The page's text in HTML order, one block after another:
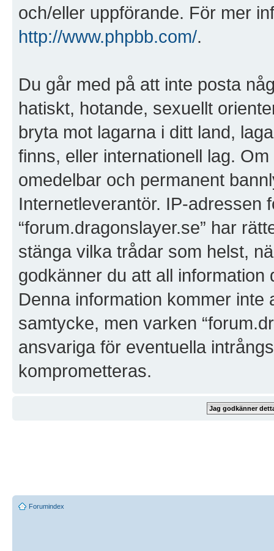
och/eller uppförande. För mer
http://www.phpbb.com/.
Du går med på att inte posta
hatiskt, hotande, sexuellt
bryta mot lagarna i ditt land,
finns, eller internationell lag.
omedelbar och permanent
Internetleverantör. IP-adressen
“forum.dragonslayer.se” har
stänga vilka trådar som helst,
godkänner du att all
Denna information kommer
samtycke, men varken
ansvariga för eventuella
komprometteras.
Forumindex